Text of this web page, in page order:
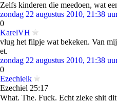
Zelfs kinderen die meedoen, wat
zondag 22 augustus 2010, 21:38
0
KarelVH
vlug het filpje wat bekeken. Van
et.
zondag 22 augustus 2010, 21:38
0
Ezechielk
Ezechiel 25:17
What. The. Fuck. Echt zieke shit